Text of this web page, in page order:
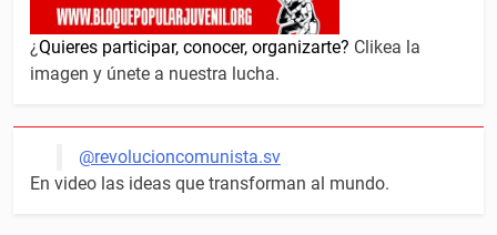
¿Quieres participar, conocer, organizarte? Clikea la
imagen y únete a nuestra lucha.
@revolucioncomunista.sv
En video las ideas que transforman al mundo.